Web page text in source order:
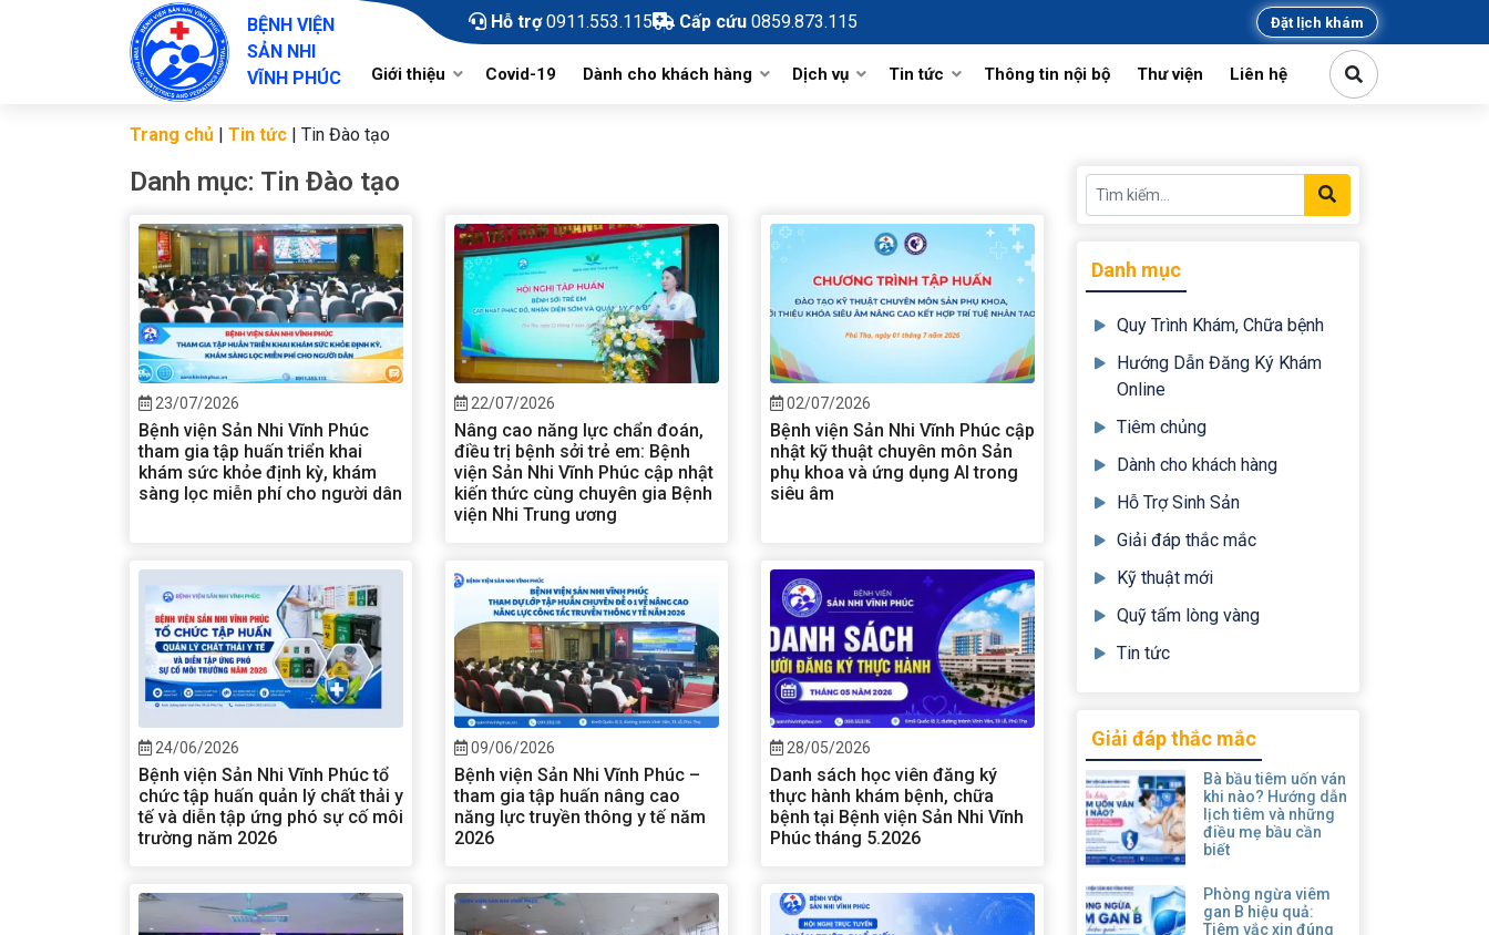
BỆNH VIỆN
SẢN NHI
VĨNH PHÚC
Hỗ trợ 0911.553.115 Cấp cứu 0859.873.115 Đặt lịch khám
Giới thiệu
Chức năng, nhiệm vụ
Cơ cấu tổ chức
Phòng chức năng
Khoa Lâm Sàng
Khoa Cận Lâm Sàng
Sơ đồ tổ chức
Covid-19 Dành cho khách hàng
Danh Mục Kỹ Thuật Khám Chữa
Bệnh
Quy Trình Khám, Chữa bệnh
Kiến Thức Y Khoa
Dinh dưỡng
Đăng Ký Hồ Sơ Chờ Sinh Online
Dịch vụ
Sản Phụ khoa
Ngoại Chuyên khoa
Cận lâm sàng
Tin tức
Công đoàn, đoàn thanh niên
Tin Đào tạo
Thông báo và tin mời thầu
Thông tin nội bộ Thư viện Liên hệ
Trang chủ | Tin tức | Tin Đào tạo
Danh mục: Tin Đào tạo
23/07/2026
Bệnh viện Sản Nhi Vĩnh Phúc
tham gia tập huấn triển khai
khám sức khỏe định kỳ, khám
sàng lọc miễn phí cho người dân
22/07/2026
Nâng cao năng lực chẩn đoán,
điều trị bệnh sởi trẻ em: Bệnh
viện Sản Nhi Vĩnh Phúc cập nhật
kiến thức cùng chuyên gia Bệnh
viện Nhi Trung ương
02/07/2026
Bệnh viện Sản Nhi Vĩnh Phúc cập
nhật kỹ thuật chuyên môn Sản
phụ khoa và ứng dụng AI trong
siêu âm
24/06/2026
Bệnh viện Sản Nhi Vĩnh Phúc tổ
chức tập huấn quản lý chất thải y
tế và diễn tập ứng phó sự cố môi
trường năm 2026
09/06/2026
Bệnh viện Sản Nhi Vĩnh Phúc –
tham gia tập huấn nâng cao
năng lực truyền thông y tế năm
2026
28/05/2026
Danh sách học viên đăng ký
thực hành khám bệnh, chữa
bệnh tại Bệnh viện Sản Nhi Vĩnh
Phúc tháng 5.2026
Danh mục
Quy Trình Khám, Chữa bệnh
Hướng Dẫn Đăng Ký Khám
Online
Tiêm chủng
Dành cho khách hàng
Hỗ Trợ Sinh Sản
Giải đáp thắc mắc
Kỹ thuật mới
Quỹ tấm lòng vàng
Tin tức
Giải đáp thắc mắc
Bà bầu tiêm uốn ván
khi nào? Hướng dẫn
lịch tiêm và những
điều mẹ bầu cần
biết
Phòng ngừa viêm
gan B hiệu quả:
Tiêm vắc xin đúng